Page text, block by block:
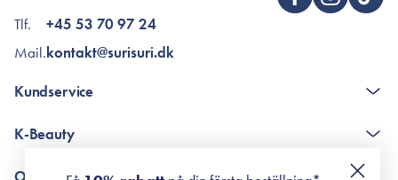
Tlf.
Mail.
+45 53 70 97 24
kontakt@surisuri.dk
Kundservice
Poängshop - frågor och svar
K-Beauty